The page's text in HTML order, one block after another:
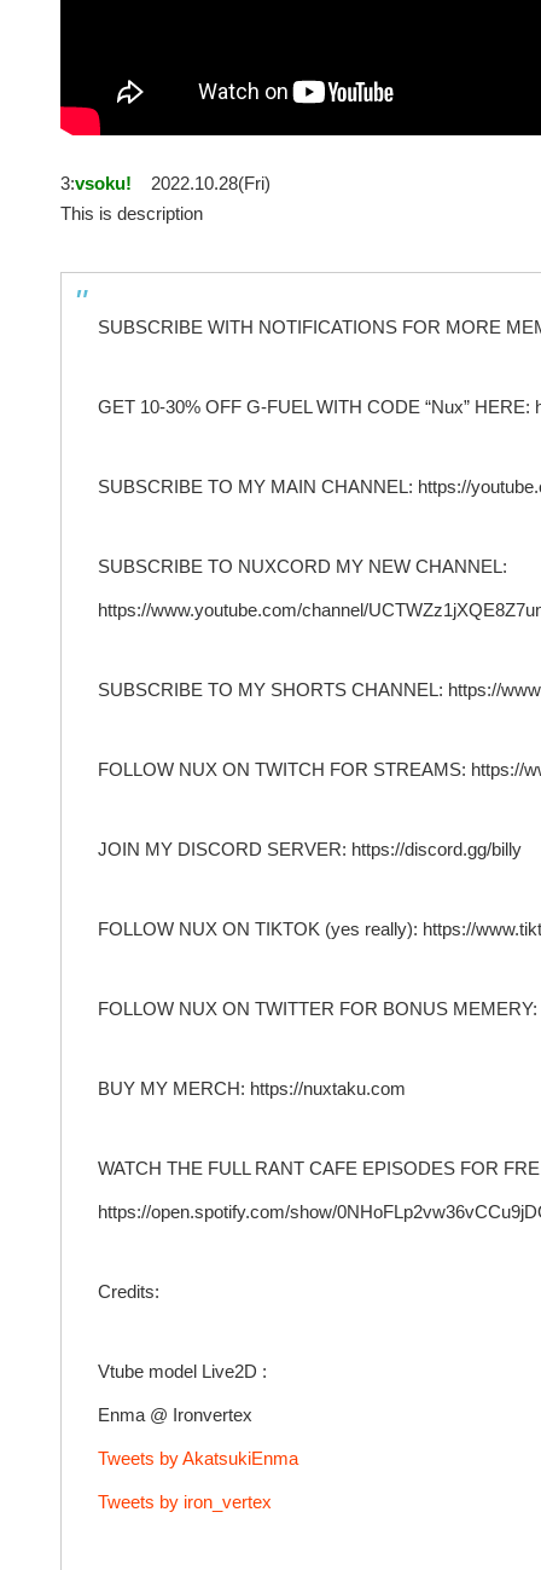
3:vsoku!
2022.10.28(Fri)
This is description
SUBSCRIBE WITH NOTIFICATIONS FOR MORE
GET 10-30% OFF G-FUEL WITH CODE “Nux” HERE:
SUBSCRIBE TO MY MAIN CHANNEL: https://
SUBSCRIBE TO NUXCORD MY NEW CHANNEL:
https://www.youtube.com/channel/
SUBSCRIBE TO MY SHORTS CHANNEL: https://
FOLLOW NUX ON TWITCH FOR STREAMS: https://
JOIN MY DISCORD SERVER: https://discord.gg/billy
FOLLOW NUX ON TIKTOK (yes really): https://
FOLLOW NUX ON TWITTER FOR BONUS
BUY MY MERCH: https://nuxtaku.com
WATCH THE FULL RANT CAFE EPISODES FOR
https://open.spotify.com/show/
Credits:
Vtube model Live2D :
Enma @ Ironvertex
Tweets by AkatsukiEnma
Tweets by iron_vertex